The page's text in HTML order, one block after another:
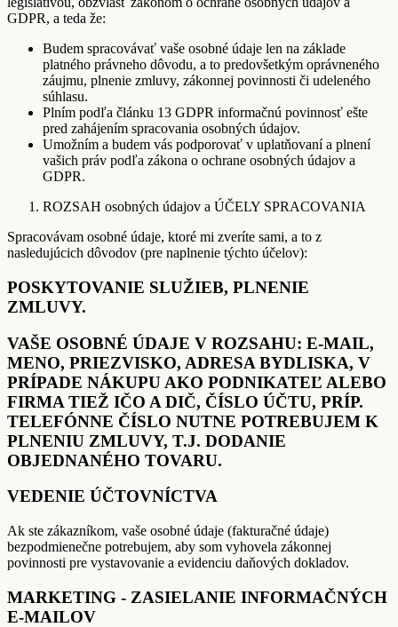
GDPR, a teda že:
Budem spracovávať vaše osobné údaje len na základe
platného právneho dôvodu, a to predovšetkým oprávneného
záujmu, plnenie zmluvy, zákonnej povinnosti či udeleného
súhlasu.
Plním podľa článku 13 GDPR informačnú povinnosť ešte
pred zahájením spracovania osobných údajov.
Umožním a budem vás podporovať v uplatňovaní a plnení
vašich práv podľa zákona o ochrane osobných údajov a
GDPR.
ROZSAH osobných údajov a ÚČELY SPRACOVANIA
Spracovávam osobné údaje, ktoré mi zveríte sami, a to z
nasledujúcich dôvodov (pre naplnenie týchto účelov):
POSKYTOVANIE SLUŽIEB, PLNENIE
ZMLUVY.
VAŠE OSOBNÉ ÚDAJE V ROZSAHU: E-MAIL,
MENO, PRIEZVISKO, ADRESA BYDLISKA, V
PRÍPADE NÁKUPU AKO PODNIKATEĽ ALEBO
FIRMA TIEŽ IČO A DIČ, ČÍSLO ÚČTU, PRÍP.
TELEFÓNNE ČÍSLO NUTNE POTREBUJEM K
PLNENIU ZMLUVY, T.J. DODANIE
OBJEDNANÉHO TOVARU.
VEDENIE ÚČTOVNÍCTVA
Ak ste zákazníkom, vaše osobné údaje (fakturačné údaje)
bezpodmienečne potrebujem, aby som vyhovela zákonnej
povinnosti pre vystavovanie a evidenciu daňových dokladov.
MARKETING - ZASIELANIE INFORMAČNÝCH
E-MAILOV